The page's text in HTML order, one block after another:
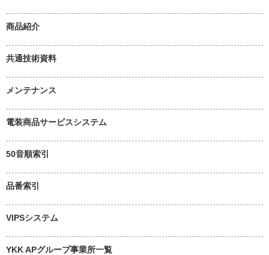
商品紹介
共通技術資料
メンテナンス
電装商品サービスシステム
50音順索引
品番索引
VIPSシステム
YKK APグループ事業所一覧